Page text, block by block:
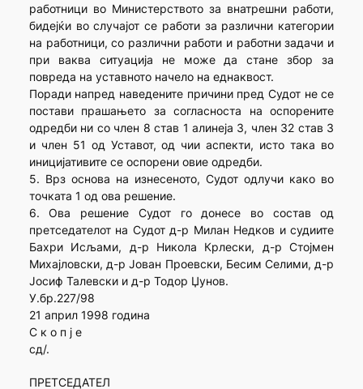
работници во Министерството за внатрешни работи,
бидејќи во случајот се работи за различни категории
на работници, со различни работи и работни задачи и
при ваква ситуација не може да стане збор за
повреда на уставното начело на еднаквост.
Поради напред наведените причини пред Судот не се
постави прашањето за согласноста на оспорените
одредби ни со член 8 став 1 алинеја 3, член 32 став 3
и член 51 од Уставот, од чии аспекти, исто така во
иницијативите се оспорени овие одредби.
5. Врз основа на изнесеното, Судот одлучи како во
точката 1 од ова решение.
6. Ова решение Судот го донесе во состав од
претседателот на Судот д-р Милан Недков и судиите
Бахри Исљами, д-р Никола Крлески, д-р Стојмен
Михајловски, д-р Јован Проевски, Бесим Селими, д-р
Јосиф Талевски и д-р Тодор Џунов.
У.бр.227/98
21 април 1998 година
С к о п ј е
сд/.
ПРЕТСЕДАТЕЛ